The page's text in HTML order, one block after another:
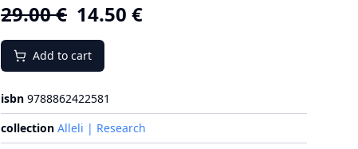
29.00€ 14.50 €
Add to cart
isbn 9788862422581
collection Alleli | Research